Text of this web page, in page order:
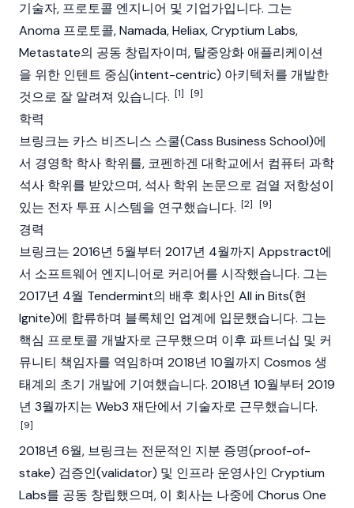
기술자, 프로토콜 엔지니어 및 기업가입니다. 그는
Anoma 프로토콜, Namada, Heliax, Cryptium Labs,
Metastate의 공동 창립자이며, 탈중앙화 애플리케이션
을 위한 인텐트 중심(intent-centric) 아키텍처를 개발한
것으로 잘 알려져 있습니다. [1] [9]
학력
브링크는 카스 비즈니스 스쿨(Cass Business School)에
서 경영학 학사 학위를, 코펜하겐 대학교에서 컴퓨터 과학
석사 학위를 받았으며, 석사 학위 논문으로 검열 저항성이
있는 전자 투표 시스템을 연구했습니다. [2] [9]
경력
브링크는 2016년 5월부터 2017년 4월까지 Appstract에
서 소프트웨어 엔지니어로 커리어를 시작했습니다. 그는
2017년 4월 Tendermint의 배후 회사인 All in Bits(현
Ignite)에 합류하며 블록체인 업계에 입문했습니다. 그는
핵심 프로토콜 개발자로 근무했으며 이후 파트너십 및 커
뮤니티 책임자를 역임하며 2018년 10월까지 Cosmos 생
태계의 초기 개발에 기여했습니다. 2018년 10월부터 2019
년 3월까지는 Web3 재단에서 기술자로 근무했습니다.
[9]
2018년 6월, 브링크는 전문적인 지분 증명(proof-of-
stake) 검증인(validator) 및 인프라 운영사인 Cryptium
Labs를 공동 창립했으며, 이 회사는 나중에 Chorus One